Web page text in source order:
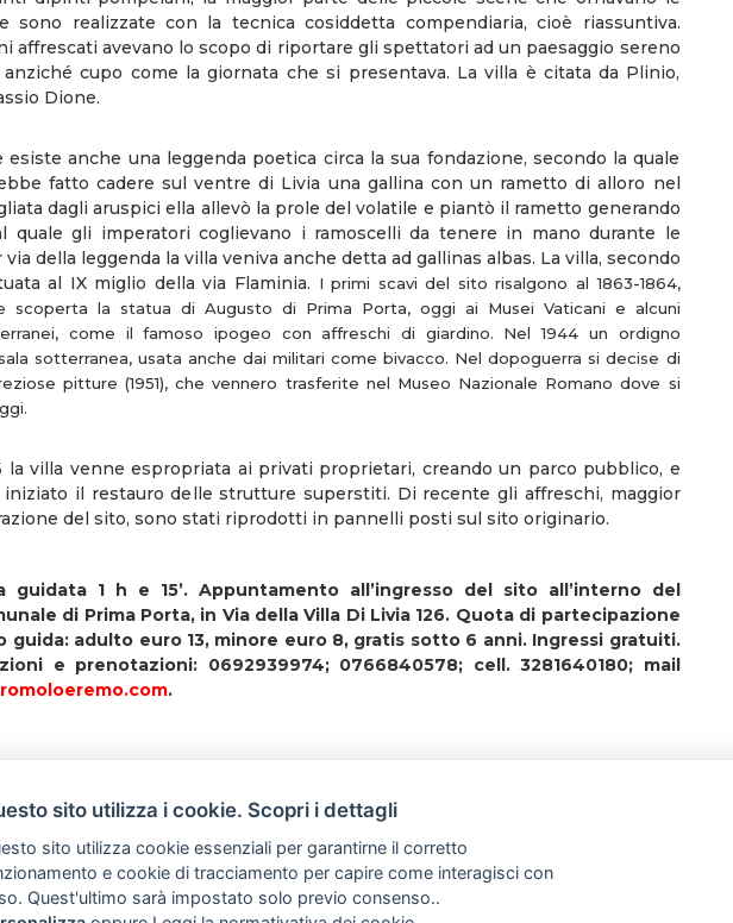
sono realizzate con la tecnica cosiddetta compendiaria, cioè riassuntiva.
affrescati avevano lo scopo di riportare gli spettatori ad un paesaggio sereno
anziché cupo come la giornata che si presentava. La villa è citata da Plinio,
Dione.
esiste anche una leggenda poetica circa la sua fondazione, secondo la quale
fatto cadere sul ventre di Livia una gallina con un rametto di alloro nel
dagli aruspici ella allevò la prole del volatile e piantò il rametto generando
quale gli imperatori coglievano i ramoscelli da tenere in mano durante le
della leggenda la villa veniva anche detta ad gallinas albas. La villa, secondo
al IX miglio della via Flaminia. I primi scavi del sito risalgono al 1863-1864,
scoperta la statua di Augusto di Prima Porta, oggi ai Musei Vaticani e alcuni
come il famoso ipogeo con affreschi di giardino. Nel 1944 un ordigno
sotterranea, usata anche dai militari come bivacco. Nel dopoguerra si decise di
pitture (1951), che vennero trasferite nel Museo Nazionale Romano dove si
la villa venne espropriata ai privati proprietari, creando un parco pubblico, e
iniziato il restauro delle strutture superstiti. Di recente gli affreschi, maggior
del sito, sono stati riprodotti in pannelli posti sul sito originario.
guidata 1 h e 15’. Appuntamento all’ingresso del sito all’interno del
di Prima Porta, in Via della Villa Di Livia 126. Quota di partecipazione
guida: adulto euro 13, minore euro 8, gratis sotto 6 anni. Ingressi gratuiti.
e prenotazioni: 0692939974; 0766840578; cell. 3281640180; mail
.
sito utilizza i cookie. Scopri i dettagli
sito utilizza cookie essenziali per garantirne il corretto
e cookie di tracciamento per capire come interagisci con
Quest'ultimo sarà impostato solo previo consenso..